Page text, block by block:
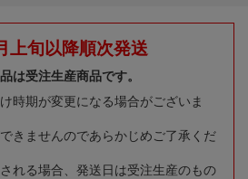
上旬以降順次発送
は受注生産商品です。
時期が変更になる場合がございま
きませんのであらかじめご了承くだ
れる場合、発送日は受注生産のもの